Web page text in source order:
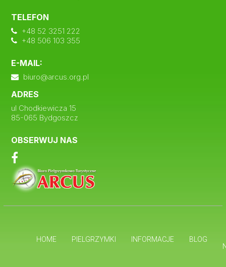
TELEFON
+48 52 3251 222
+48 506 103 355
E-MAIL:
biuro@arcus.org.pl
ADRES
ul Chodkiewicza 15
85-065 Bydgoszcz
OBSERWUJ NAS
HOME PIELGRZYMKI INFORMACJE
BLOG